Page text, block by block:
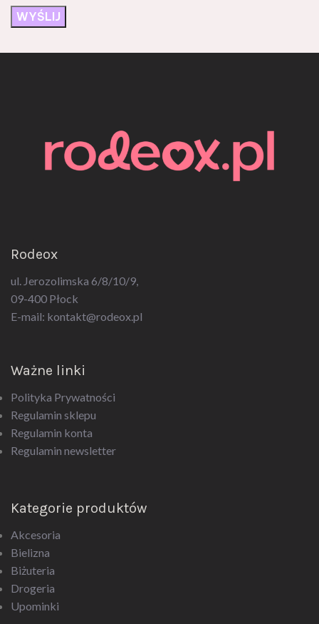
Rodeox
ul. Jerozolimska 6/8/10/9,
09-400 Płock
E-mail: kontakt@rodeox.pl
Ważne linki
Polityka Prywatności
Regulamin sklepu
Regulamin konta
Regulamin newsletter
Kategorie produktów
Akcesoria
Bielizna
Biżuteria
Drogeria
Upominki